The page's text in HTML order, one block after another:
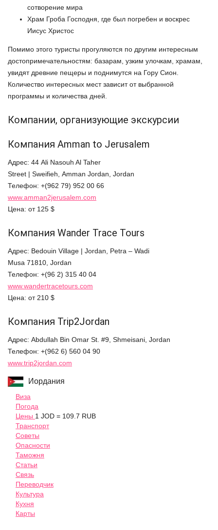
сотворение мира
Храм Гроба Господня, где был погребен и воскрес
Иисус Христос
Помимо этого туристы прогуляются по другим интересным
достопримечательностям: базарам, узким улочкам, храмам,
увидят древние пещеры и поднимутся на Гору Сион.
Количество интересных мест зависит от выбранной
программы и количества дней.
Компании, организующие экскурсии
Компания Amman to Jerusalem
Адрес: 44 Ali Nasouh Al Taher
Street | Sweifieh, Amman Jordan, Jordan
Телефон: +(962 79) 952 00 66
www.amman2jerusalem.com
Цена: от 125 $
Компания Wander Trace Tours
Адрес: Bedouin Village | Jordan, Petra – Wadi
Musa 71810, Jordan
Телефон: +(96 2) 315 40 04
www.wandertracetours.com
Цена: от 210 $
Компания Trip2Jordan
Адрес: Abdullah Bin Omar St. #9, Shmeisani, Jordan
Телефон: +(962 6) 560 04 90
www.trip2jordan.com
Иордания
Виза
Погода
Цены 1 JOD = 109.7 RUB
Транспорт
Советы
Опасности
Таможня
Статьи
Связь
Переводчик
Культура
Кухня
Карты